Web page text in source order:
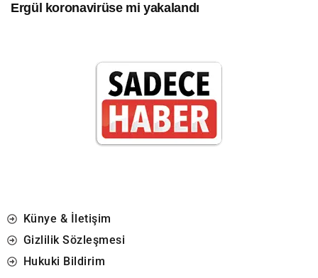
Ergül koronavirüse mi yakalandı
Künye & İletişim
Gizlilik Sözleşmesi
Hukuki Bildirim